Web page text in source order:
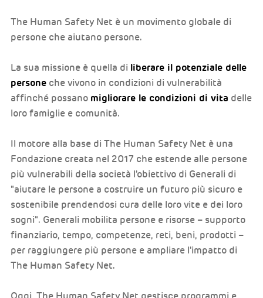
The Human Safety Net è un movimento globale di
persone che aiutano persone.
La sua missione è quella di liberare il potenziale delle
persone che vivono in condizioni di vulnerabilità
affinché possano migliorare le condizioni di vita delle
loro famiglie e comunità.
Il motore alla base di The Human Safety Net è una
Fondazione creata nel 2017 che estende alle persone
più vulnerabili della società l'obiettivo di Generali di
"aiutare le persone a costruire un futuro più sicuro e
sostenibile prendendosi cura delle loro vite e dei loro
sogni". Generali mobilita persone e risorse – supporto
finanziario, tempo, competenze, reti, beni, prodotti –
per raggiungere più persone e ampliare l'impatto di
The Human Safety Net.